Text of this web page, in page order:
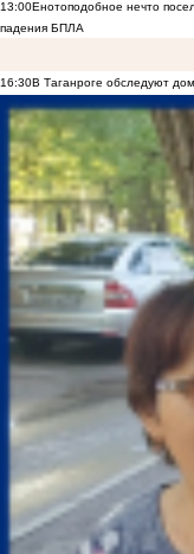
13:00Енотоподобное нечто
падения БПЛА
16:30В Таганроге обследуют